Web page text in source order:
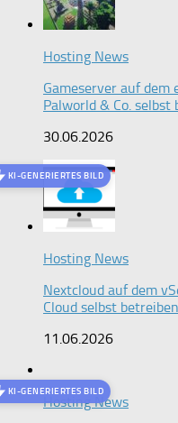
Hosting News
Gameserver auf dem
Palworld & Co. selbst
30.06.2026
KI-GENERIERTES BILD
Hosting News
Nextcloud auf dem
Cloud selbst betreiben
11.06.2026
KI-GENERIERTES BILD
Hosting News